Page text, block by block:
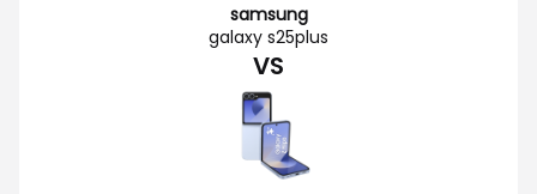
samsung
galaxy s25plus
VS